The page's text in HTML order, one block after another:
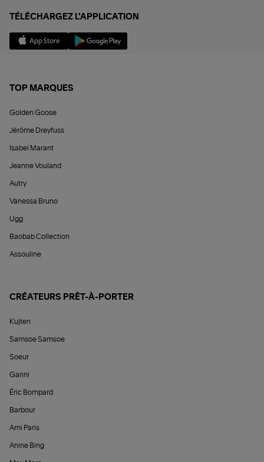
TÉLÉCHARGEZ L'APPLICATION
TOP MARQUES
Golden Goose
Jérôme Dreyfuss
Isabel Marant
Jeanne Vouland
Autry
Vanessa Bruno
Ugg
Baobab Collection
Assouline
CRÉATEURS PRÊT-À-PORTER
Kujten
Samsoe Samsoe
Soeur
Ganni
Éric Bompard
Barbour
Ami Paris
Anine Bing